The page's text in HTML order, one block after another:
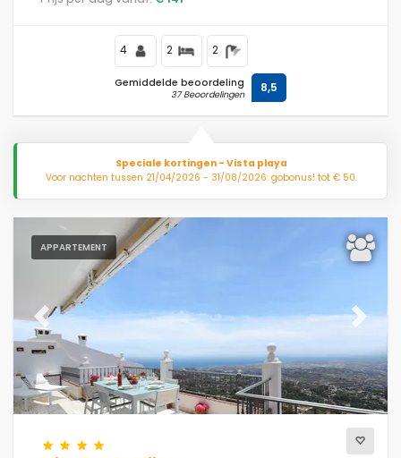
van Carihuela-strand en 0,2 km van de Middellandse
4 2 2
Gemiddelde beoordeling
37 Beoordelingen 8,5
Speciale kortingen - Vista playa
Voor nachten tussen 21/04/2026 - 31/08/2026: gobonus! tot € 50.
APPARTEMENT
Previous Next